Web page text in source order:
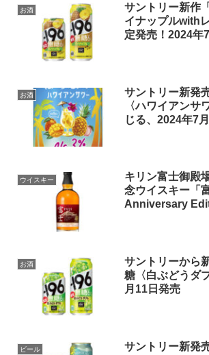
お酒
サントリー新作
イナップルwith
定発売！2024年
お酒
サントリー新発
〈ハワイアンサ
じる、2024年7
ウイスキー
キリン富士御殿
念ウイスキー「
Anniversary
お酒
サントリーから
糖〈白ぶどうダ
月11日発売
ビール
サントリー新発